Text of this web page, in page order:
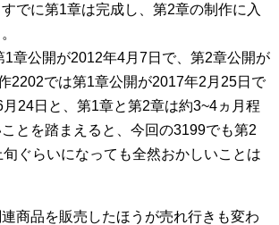
でに第1章は完成し、第2章の制作に入
1章公開が2012年4月7日で、第2章公開が
2202では第1章公開が2017年2月25日で
24日と、第1章と第2章は約3~4ヵ月程
とを踏まえると、今回の3199でも第2
ぐらいになっても全然おかしいことは
連商品を販売したほうが売れ行きも変わ